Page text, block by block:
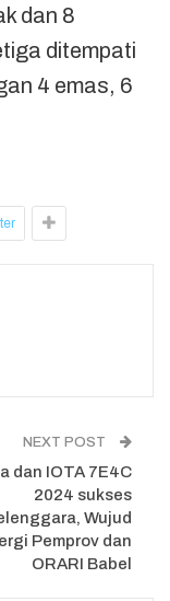
dan 8
ditempati
4 emas, 6
NEXT POST
dan IOTA 7E4C
2024 sukses
Wujud
Pemprov dan
ORARI Babel